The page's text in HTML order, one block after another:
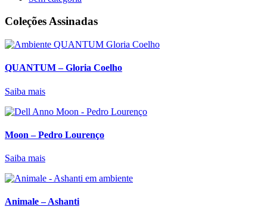
Coleções Assinadas
QUANTUM – Gloria Coelho
Saiba mais
Moon – Pedro Lourenço
Saiba mais
Animale – Ashanti